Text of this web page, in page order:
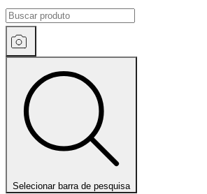
Selecionar barra de pesquisa